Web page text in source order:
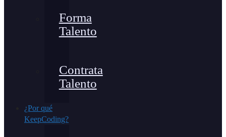
Forma
Talento
Contrata
Talento
¿Por qué
KeepCoding?